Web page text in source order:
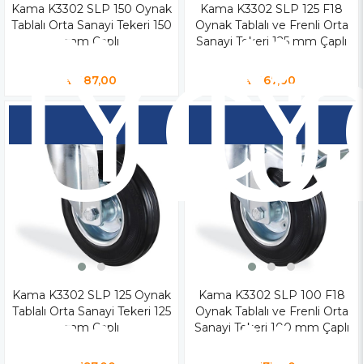
Kama K3302 SLP 150 Oynak
Tablalı Orta Sanayi Tekeri 150
mm Çaplı
₺487,00
Kama K3302 SLP 125 F18
Oynak Tablalı ve Frenli Orta
Sanayi Tekeri 125 mm Çaplı
₺467,00
Kama K3302 SLP 125 Oynak
Tablalı Orta Sanayi Tekeri 125
mm Çaplı
Kama K3302 SLP 100 F18
Oynak Tablalı ve Frenli Orta
Sanayi Tekeri 100 mm Çaplı